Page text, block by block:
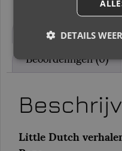
Beschrijving
Beoordelingen (0)
Little Dutch
DETAILS